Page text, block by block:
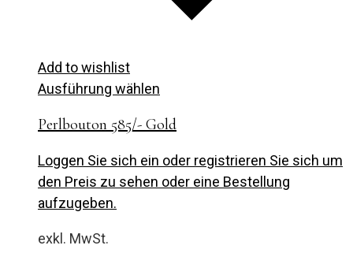
Add to wishlist
Ausführung wählen
Perlbouton 585/- Gold
Loggen Sie sich ein oder registrieren Sie sich um
den Preis zu sehen oder eine Bestellung
aufzugeben.
exkl. MwSt.